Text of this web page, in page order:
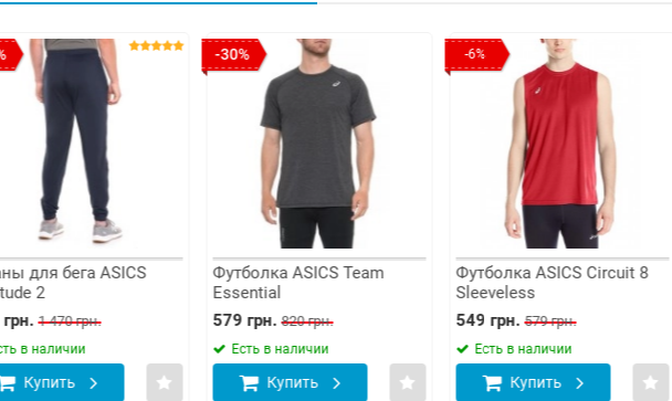
бега ASICS
2
1 470 грн.
наличии
-30%
Футболка ASICS Team
Essential
579 грн. 820 грн.
Есть в наличии
Купить
Футболка ASICS Circuit 8
Sleeveless
549 грн. 579 грн.
Есть в наличии
Купить